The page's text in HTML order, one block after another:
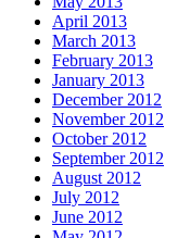
April 2013
March 2013
February 2013
January 2013
December 2012
November 2012
October 2012
September 2012
August 2012
July 2012
June 2012